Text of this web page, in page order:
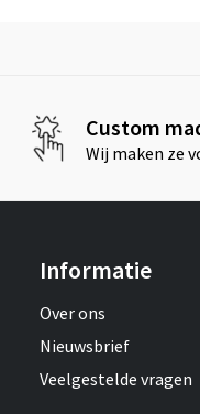
Custom
Wij maken ze
Informatie
Over ons
Nieuwsbrief
Veelgestelde vragen